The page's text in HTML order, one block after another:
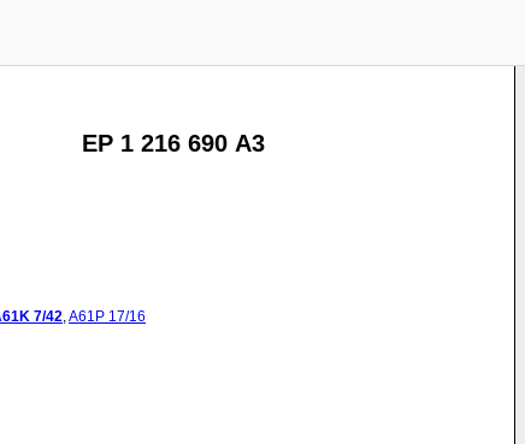
EP 1 216 690 A3
7/42,A61P 17/16